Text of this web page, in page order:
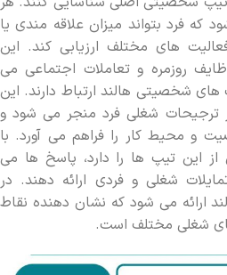
فرد بتواند میزان علاقه‌ مندی یا
‌های مختلف ارزیابی کند. این
روزمره و تعاملات اجتماعی می
شخصیتی هالند ارتباط دارند. این
ترجیحات شغلی فرد منجر می‌ شود و
و محیط کار را فراهم می ‌آورد. با
از این تیپ ‌ها را دارد، پاسخ‌ ها می
شغلی و فردی ارائه دهند. در
ارائه می ‌شود که نشان ‌دهنده نقاط
شغلی مختلف است.